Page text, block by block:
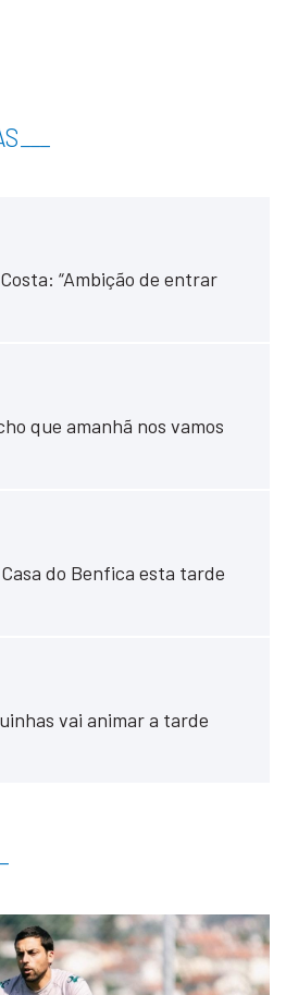
“Ambição de entrar
que amanhã nos vamos
do Benfica esta tarde
vai animar a tarde